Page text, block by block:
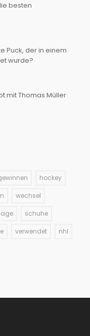
besten
Puck, der in einem
wurde?
mit Thomas Müller
hockey
wechsel
schuhe
verwendet nhl